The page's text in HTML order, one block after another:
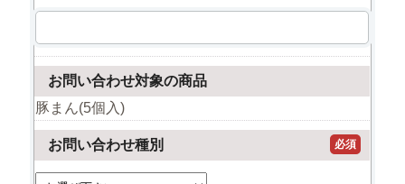
お問い合わせ対象の商品
豚まん(5個入)
お問い合わせ種別 必須